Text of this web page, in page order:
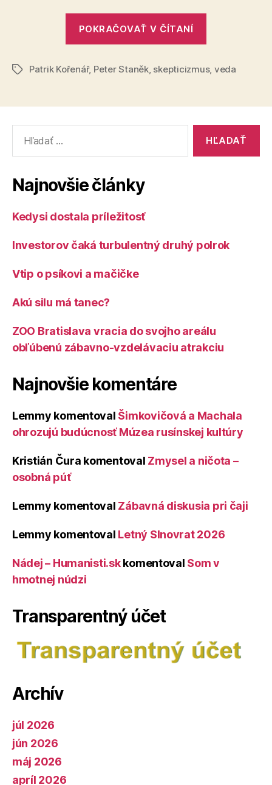
POKRAČOVAŤ V ČÍTANÍ
kritizuje
Ing.
Staněka,
ZnačkyPatrik Kořenář, Peter Staněk, skepticizmus, veda
Najnovšie články
Kedysi dostala príležitosť
Investorov čaká turbulentný druhý polrok
Vtip o psíkovi a mačičke
Akú silu má tanec?
ZOO Bratislava vracia do svojho areálu
obľúbenú zábavno-vzdelávaciu atrakciu
Najnovšie komentáre
Lemmy komentoval Šimkovičová a Machala
ohrozujú budúcnosť Múzea rusínskej kultúry
Kristián Čura komentoval Zmysel a ničota –
osobná púť
Lemmy komentoval Zábavná diskusia pri čaji
Lemmy komentoval Letný Slnovrat 2026
Nádej – Humanisti.skkomentoval Som v
hmotnej núdzi
Transparentný účet
Archív
júl 2026
jún 2026
máj 2026
apríl 2026